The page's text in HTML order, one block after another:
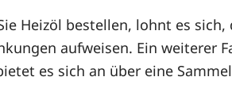
Heizöl bestellen, lohnt es sich,
aufweisen. Ein weiterer
es sich an über eine